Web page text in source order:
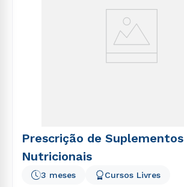
Prescrição de Suplementos
Nutricionais
3 meses Cursos Livres